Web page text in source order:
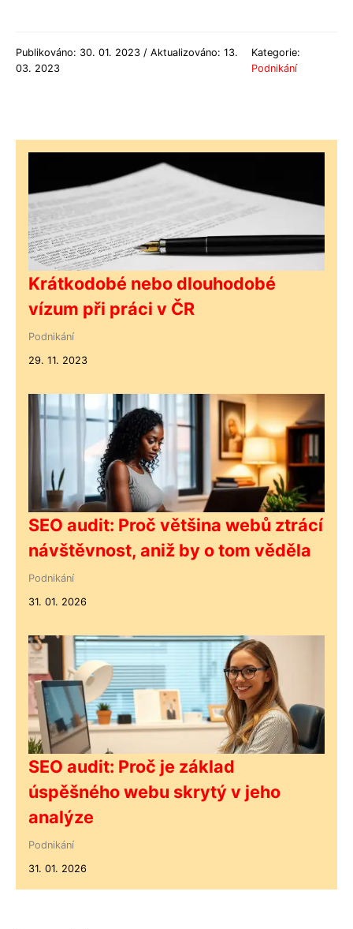
Publikováno: 30. 01. 2023 / Aktualizováno: 13.
03. 2023
Kategorie:
Podnikání
Krátkodobé nebo dlouhodobé
vízum při práci v ČR
Podnikání
29. 11. 2023
SEO audit: Proč většina webů ztrácí
návštěvnost, aniž by o tom věděla
Podnikání
31. 01. 2026
SEO audit: Proč je základ
úspěšného webu skrytý v jeho
analýze
Podnikání
31. 01. 2026